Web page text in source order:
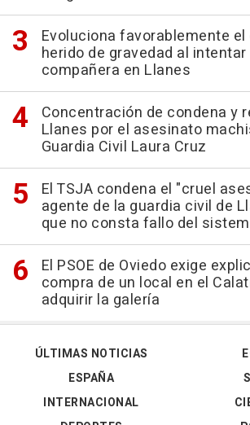
Evoluciona favorablemente
herido de gravedad al
compañera en Llanes
Concentración de condena y
Llanes por el asesinato
Guardia Civil Laura Cruz
El TSJA condena el "cruel
agente de la guardia civil de
que no consta fallo del
El PSOE de Oviedo exige
compra de un local en el
adquirir la galería
ÚLTIMAS NOTICIAS
ESPAÑA
INTERNACIONAL